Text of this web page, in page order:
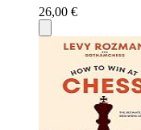
26,00 €